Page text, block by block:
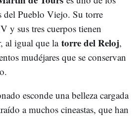
del Pueblo Viejo. Su torre
y sus tres cuerpos tienen
al igual que la torre del Reloj,
mudéjares que se conservan
esconde una belleza cargada
a muchos cineastas, que han